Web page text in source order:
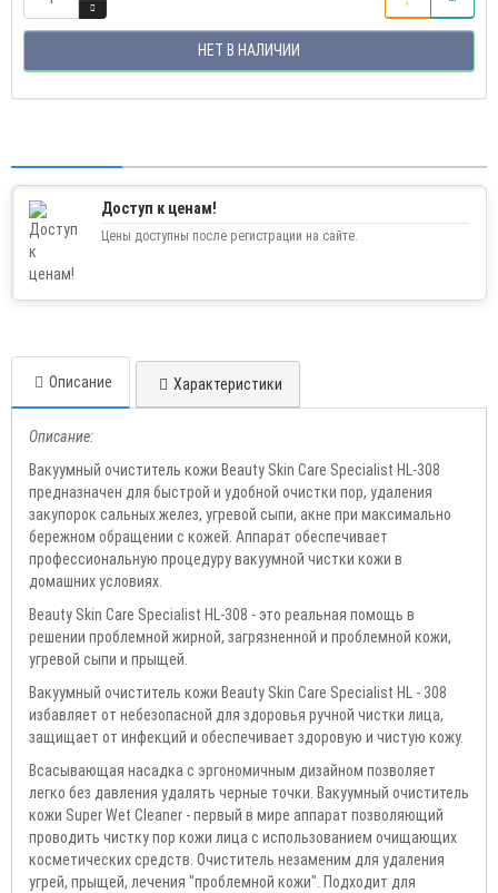
НЕТ В НАЛИЧИИ
Доступ к ценам!
Цены доступны после регистрации на сайте.
Описание Характеристики
Описание:
Вакуумный очиститель кожи Beauty Skin Care Specialist НL-308
предназначен для быстрой и удобной очистки пор, удаления
закупорок сальных желез, угревой сыпи, акне при максимально
бережном обращении с кожей. Аппарат обеспечивает
профессиональную процедуру вакуумной чистки кожи в
домашних условиях.
Beauty Skin Care Specialist НL-308 - это реальная помощь в
решении проблемной жирной, загрязненной и проблемной кожи,
угревой сыпи и прыщей.
Вакуумный очиститель кожи Beauty Skin Care Specialist НL - 308
избавляет от небезопасной для здоровья ручной чистки лица,
защищает от инфекций и обеспечивает здоровую и чистую кожу.
Всасывающая насадка с эргономичным дизайном позволяет
легко без давления удалять черные точки. Вакуумный очиститель
кожи Super Wet Cleaner - первый в мире аппарат позволяющий
проводить чистку пор кожи лица с использованием очищающих
косметических средств. Очиститель незаменим для удаления
угрей, прыщей, лечения "проблемной кожи". Подходит для